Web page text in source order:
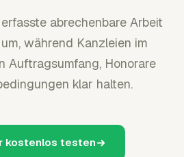
abrechenbare Arbeit
während Kanzleien im
Auftragsumfang, Honorare
klar halten.
kostenlos testen